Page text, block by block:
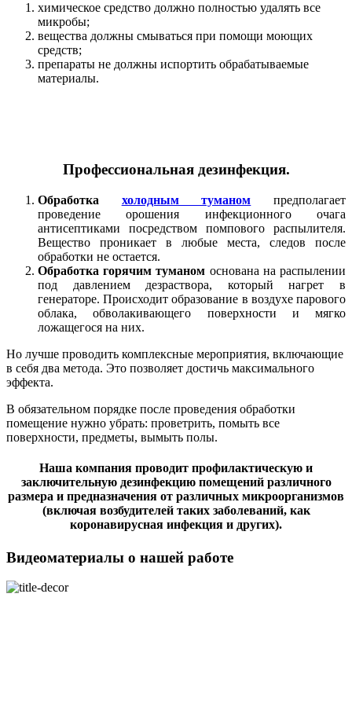
химическое средство должно полностью удалять все
микробы;
вещества должны смываться при помощи моющих
средств;
препараты не должны испортить обрабатываемые
материалы.
Профессиональная дезинфекция.
Обработка холодным туманом предполагает
проведение орошения инфекционного очага
антисептиками посредством помпового распылителя.
Вещество проникает в любые места, следов после
обработки не остается.
Обработка горячим туманом основана на распылении
под давлением дезраствора, который нагрет в
генераторе. Происходит образование в воздухе парового
облака, обволакивающего поверхности и мягко
ложащегося на них.
Но лучше проводить комплексные мероприятия, включающие
в себя два метода. Это позволяет достичь максимального
эффекта.
В обязательном порядке после проведения обработки
помещение нужно убрать: проветрить, помыть все
поверхности, предметы, вымыть полы.
Наша компания проводит профилактическую и
заключительную дезинфекцию помещений различного
размера и предназначения от различных микроорганизмов
(включая возбудителей таких заболеваний, как
коронавирусная инфекция и других).
Видеоматериалы о нашей работе